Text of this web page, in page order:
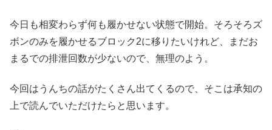
今日も相変わらず何も履かせない状態で開始。そろそろズ
ボンのみを履かせるブロック2に移りたいけれど、まだお
まるでの排泄回数が少ないので、無理のよう。
今回はうんちの話がたくさん出てくるので、そこは承知の
上で読んでいただけたらと思います。